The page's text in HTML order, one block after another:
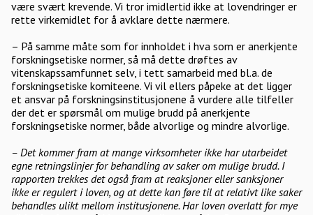
være svært krevende. Vi tror imidlertid ikke at lovendringer er
rette virkemidlet for å avklare dette nærmere.
– På samme måte som for innholdet i hva som er anerkjente
forskningsetiske normer, så må dette drøftes av
vitenskapssamfunnet selv, i tett samarbeid med bl.a. de
forskningsetiske komiteene. Vi vil ellers påpeke at det ligger
et ansvar på forskningsinstitusjonene å vurdere alle tilfeller
der det er spørsmål om mulige brudd på anerkjente
forskningsetiske normer, både alvorlige og mindre alvorlige.
– Det kommer fram at mange virksomheter ikke har utarbeidet
egne retningslinjer for behandling av saker om mulige brudd. I
rapporten trekkes det også fram at reaksjoner eller sanksjoner
ikke er regulert i loven, og at dette kan føre til at relativt like saker
behandles ulikt mellom institusjonene. Har loven overlatt for mye